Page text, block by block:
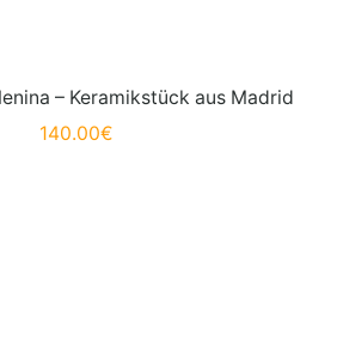
– Keramikstück aus Madrid
140.00€